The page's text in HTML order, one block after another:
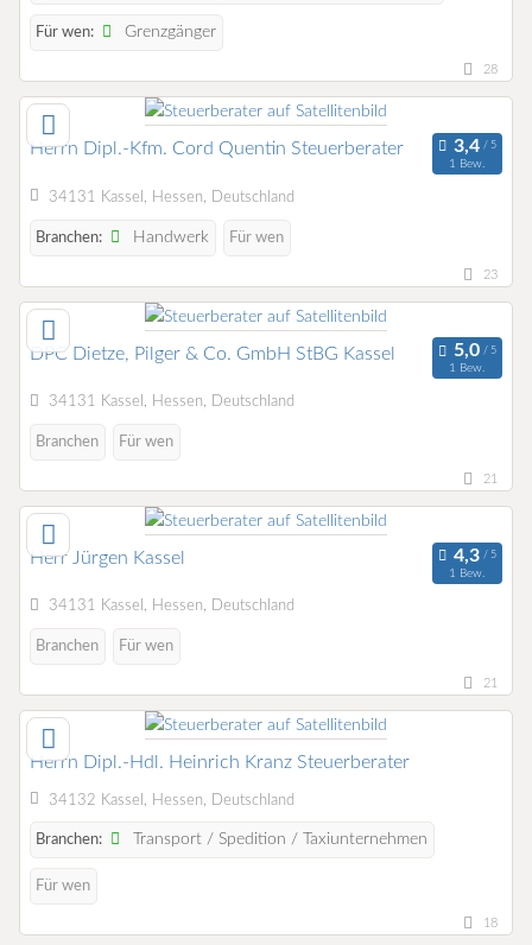
Für wen: Grenzgänger
28
Herrn Dipl.-Kfm. Cord Quentin Steuerberater
1 Bew.
34131 Kassel, Hessen, Deutschland
Branchen: Handwerk Für wen
23
DPC Dietze, Pilger & Co. GmbH StBG Kassel
1 Bew.
34131 Kassel, Hessen, Deutschland
Branchen Für wen
21
Herr Jürgen Kassel
1 Bew.
34131 Kassel, Hessen, Deutschland
Branchen Für wen
21
Herrn Dipl.-Hdl. Heinrich Kranz Steuerberater
34132 Kassel, Hessen, Deutschland
Branchen: Transport / Spedition / Taxiunternehmen
Für wen
18